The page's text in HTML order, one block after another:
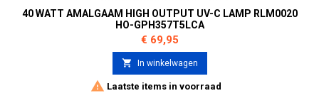
40 WATT AMALGAAM HIGH OUTPUT UV-C LAMP RLM0020
HO-GPH357T5LCA
Prijs
€ 69,95
 In winkelwagen
 Laatste items in voorraad